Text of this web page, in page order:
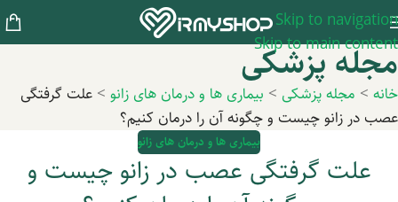
Skip to navigation
Skip to main content
مجله پزشکی
خانه > مجله پزشکی > بیماری ها و درمان های زانو > علت گرفتگی
عصب در زانو چیست و چگونه آن را درمان کنیم؟
بیماری ها و درمان های زانو
علت گرفتگی عصب در زانو چیست و